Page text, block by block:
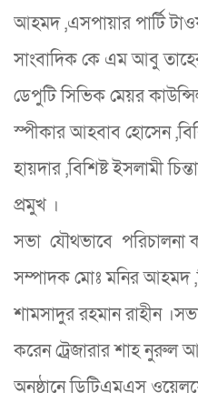
আহমদ ,এসপায়ার পার্টি
সাংবাদিক কে এম আবু
ডেপুটি সিভিক মেয়র
স্পীকার আহবাব হোসেন
হায়দার ,বিশিষ্ট ইসলামী
প্রমুখ ।
সভা যৌথভাবে পরিচালনা
সম্পাদক মোঃ মনির আহমদ
শামসাদুর রহমান রাহীন
করেন ট্রেজারার শাহ নুরুল
অনুষ্ঠানে ডিটিএমএস